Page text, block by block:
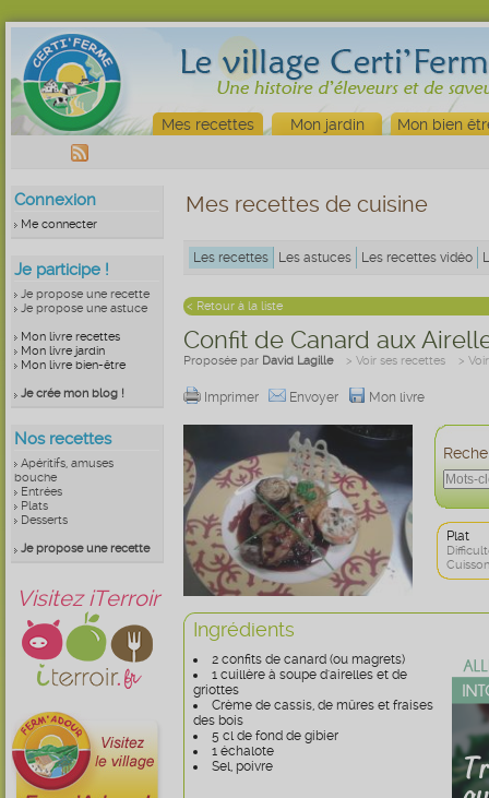
Mes recettes Mon jardin Mon bien
Connexion
Me connecter
Je participe !
Je propose une recette
Je propose une astuce
Mon livre recettes
Mon livre jardin
Mon livre bien-être
Je crée mon blog !
Nos recettes
Apéritifs, amuses
bouche
Entrées
Plats
Desserts
Je propose une recette
Visitez iTerroir
Mes recettes de cuisine
Les recettes Les astuces Les recettes vidéo
< Retour à la liste
Confit de Canard aux
Proposée par David Lagille > Voir ses recettes >
Imprimer Envoyer Mon livre
Plat
Ingrédients
2 confits de canard (ou magrets)
1 cuillère à soupe d'airelles et de
griottes
Crème de cassis, de mûres et fraises
des bois
5 cl de fond de gibier
1 échalote
Sel, poivre